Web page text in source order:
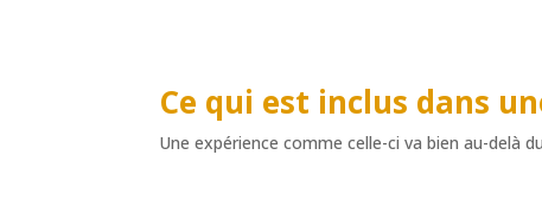
Ce qui est inclus dans
Une expérience comme celle-ci va bien au-